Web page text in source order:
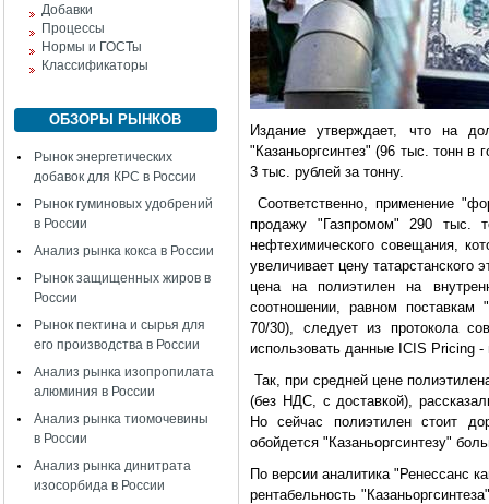
Добавки
Процессы
Нормы и ГОСТы
Классификаторы
ОБЗОРЫ РЫНКОВ
Рынок энергетических
добавок для КРС в России
Рынок гуминовых удобрений
в России
Анализ рынка кокса в России
Рынок защищенных жиров в
России
Рынок пектина и сырья для
его производства в России
Анализ рынка изопропилата
алюминия в России
Анализ рынка тиомочевины
в России
Анализ рынка динитрата
изосорбида в России
Издание утверждает, что на
"Казаньоргсинтез" (96 тыс. тонн в
3 тыс. рублей за тонну.
Соответственно, применение
продажу "Газпромом" 290 тыс.
нефтехимического совещания,
увеличивает цену
цена на полиэтилен на
соотношении, равном поставкам
70/30), следует из протокола
использовать данные ICIS Pricing
Так, при средней цене
(без НДС, с доставкой),
Но сейчас полиэтилен стоит
обойдется "Казаньоргсинтезу"
По версии аналитика "Ренессанс
рентабельность